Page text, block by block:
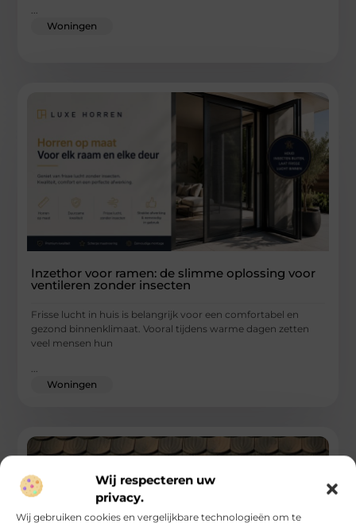
Wij respecteren uw
privacy.
Wij gebruiken cookies en vergelijkbare technologieën om te
Woningen
Inzethor voor ramen: de slimme oplossing voor
ventileren zonder insecten
Frisse lucht in huis is belangrijk voor een comfortabel en
gezond binnenklimaat. Vooral tijdens warme dagen zetten
veel mensen hun
...
Woningen